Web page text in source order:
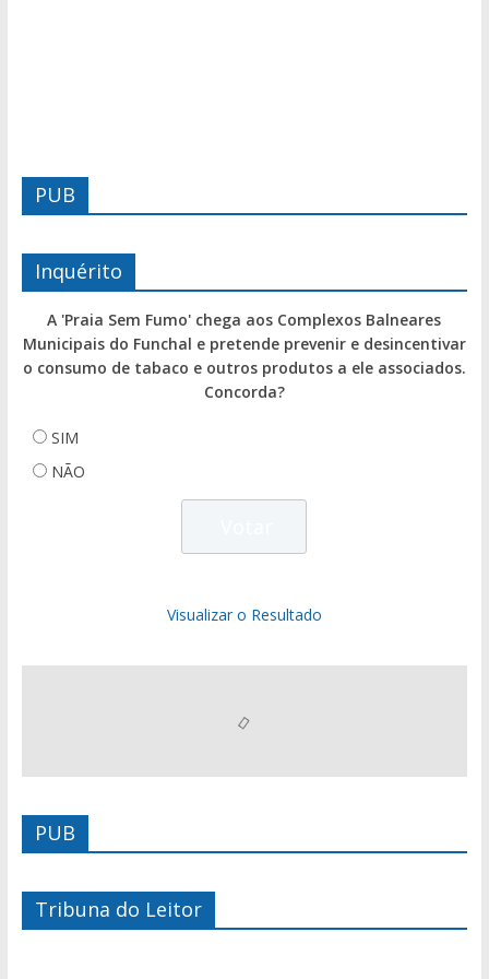
PUB
Inquérito
A 'Praia Sem Fumo' chega aos Complexos Balneares
Municipais do Funchal e pretende prevenir e desincentivar
o consumo de tabaco e outros produtos a ele associados.
Concorda?
SIM
NÃO
Visualizar o Resultado
PUB
Tribuna do Leitor